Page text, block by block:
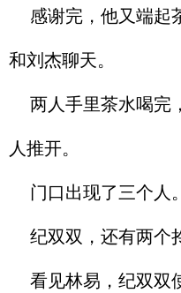
感谢完，他又端起
和刘杰聊天。
两人手里茶水喝完
人推开。
门口出现了三个人。
纪双双，还有两个
看见林易，纪双双